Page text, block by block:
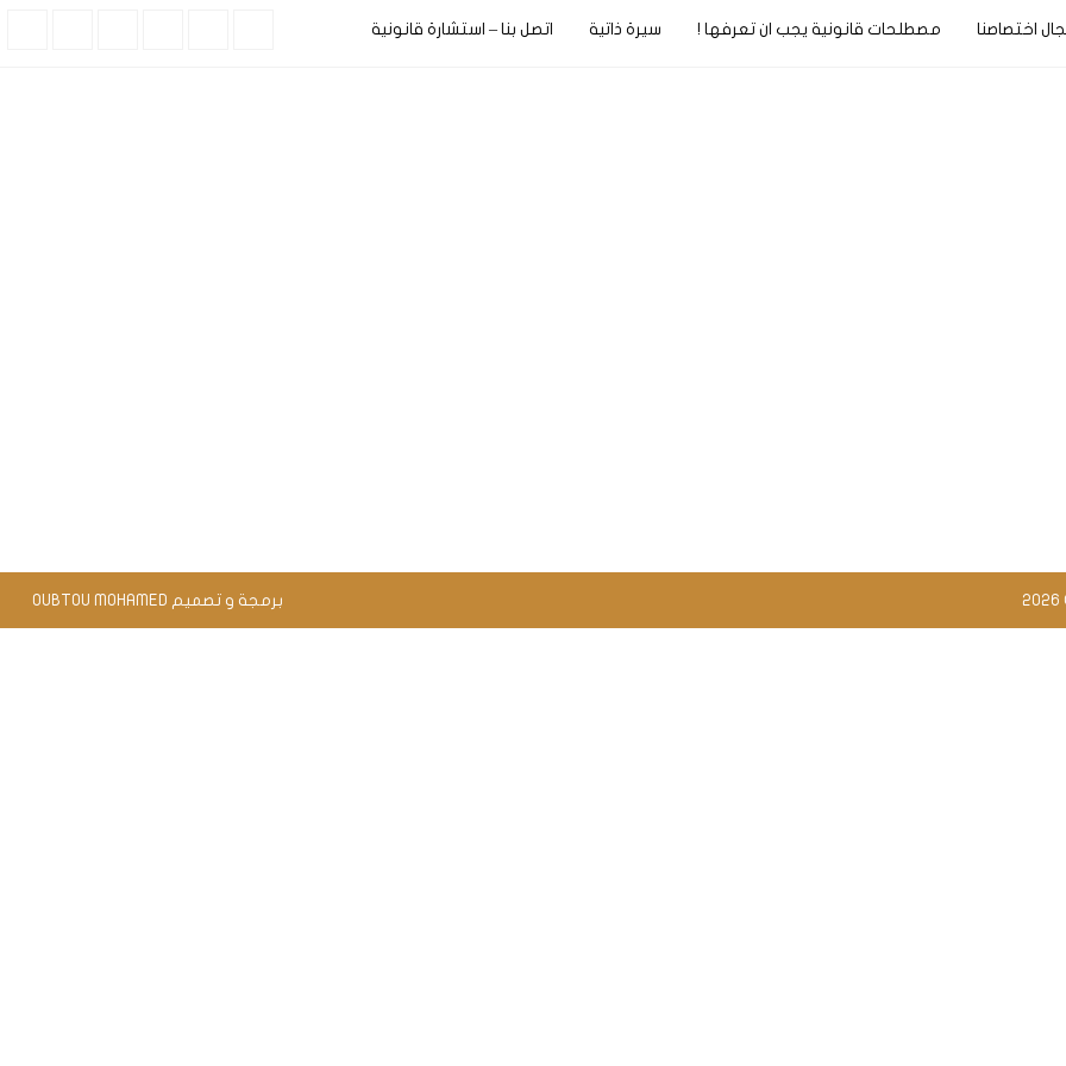
اختصاصنا مصطلحات قانونية يجب ان تعرفها ! سيرة ذاتية اتصل بنا – استشارة قانونية
برمجة و تصميم OUBTOU MOHAMED